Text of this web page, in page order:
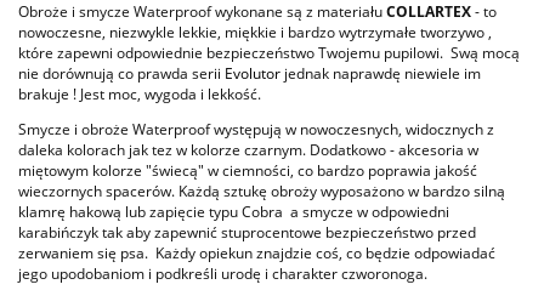
Obroże i smycze Waterproof wykonane są z materiałuCOLLARTEX- to
nowoczesne, niezwykle lekkie, miękkie i bardzo wytrzymałe tworzywo ,
które zapewni odpowiednie bezpieczeństwo Twojemu pupilowi. Swą mocą
nie dorównują co prawda serii Evolutor jednak naprawdę niewiele im
brakuje ! Jest moc, wygoda i lekkość.
Smycze i obroże Waterproof występują w nowoczesnych, widocznych z
daleka kolorach jak tez w kolorze czarnym. Dodatkowo - akcesoria w
miętowym kolorze "świecą" w ciemności, co bardzo poprawia jakość
wieczornych spacerów. Każdą sztukę obroży wyposażono w bardzo silną
klamrę hakową lub zapięcie typu Cobra a smycze w odpowiedni
karabińczyk tak aby zapewnić stuprocentowe bezpieczeństwo przed
zerwaniem się psa. Każdy opiekun znajdzie coś, co będzie odpowiadać
jego upodobaniom i podkreśli urodę i charakter czworonoga.